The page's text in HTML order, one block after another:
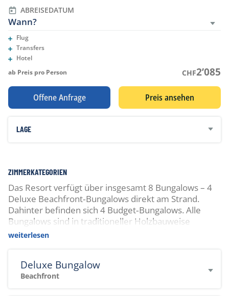
internationalen Gerichten. Die Lage des Resorts
bietet den Vorteil, dass die Lembeh-Strait sowie die
Bangka Insel als Tauchplätze angefahren werden.
ABREISEDATUM
Wann?
Flug
Eingeschlossene Leistungen
Transfers
Eingeschlossene Leistungen
Hotel
Eingeschlossene Leistungen
ab Preis pro Person
CHF2’085
Offene Anfrage Preis ansehen
LAGE
ZIMMERKATEGORIEN
Das Resort verfügt über insgesamt 8 Bungalows – 4
Deluxe Beachfront‑Bungalows direkt am Strand.
Dahinter befinden sich 4 Budget‑Bungalows. Alle
Bungalows sind in traditioneller Holzbauweise
gebaut. Klimaanlage steht nicht zur Verfügung; Strom
Restaurant und an der Rezeption zur Verfügung.
weiterlesen
Deluxe Bungalow
Beachfront